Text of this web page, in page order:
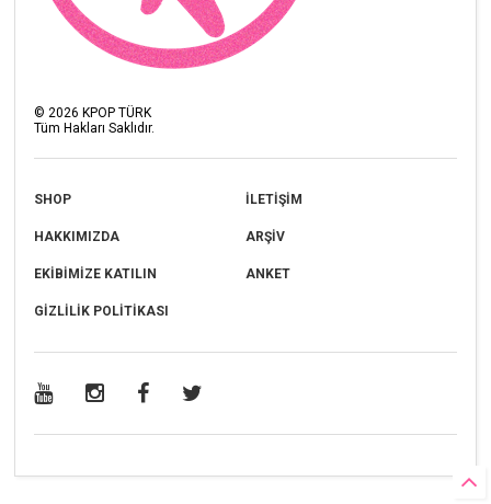
©2026 KPOP TÜRK
Tüm Hakları Saklıdır.
SHOP İLETİŞİM
HAKKIMIZDA ARŞİV
EKİBİMİZE KATILIN ANKET
GİZLİLİK POLİTİKASI